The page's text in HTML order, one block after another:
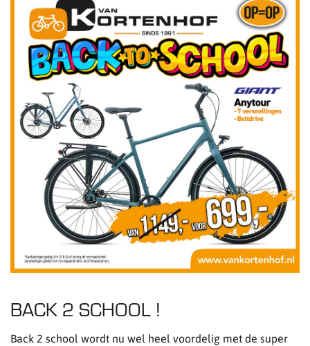
BACK 2 SCHOOL !
Back 2 school wordt nu wel heel voordelig met de super